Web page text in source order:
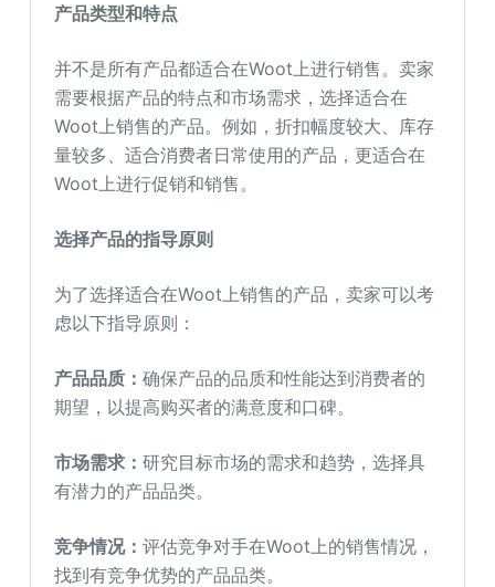
产品类型和特点
并不是所有产品都适合在Woot上进行销售。卖家
需要根据产品的特点和市场需求，选择适合在
Woot上销售的产品。例如，折扣幅度较大、库存
量较多、适合消费者日常使用的产品，更适合在
Woot上进行促销和销售。
选择产品的指导原则
为了选择适合在Woot上销售的产品，卖家可以考
虑以下指导原则：
产品品质：确保产品的品质和性能达到消费者的
期望，以提高购买者的满意度和口碑。
市场需求：研究目标市场的需求和趋势，选择具
有潜力的产品品类。
竞争情况：评估竞争对手在Woot上的销售情况，
找到有竞争优势的产品品类。